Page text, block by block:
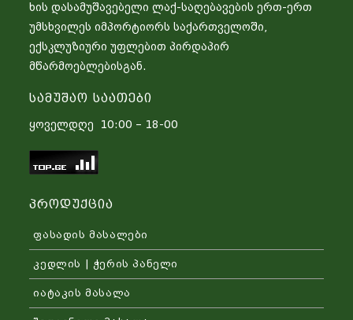
ხის დასამუშავებელი ლაქ-საღებავების ერთ-ერთ
უმსხვილეს იმპორტიორს საქართველოში,
ექსკლუზიური უფლებით პირდაპირ
მწარმოებლებისგან.
Სამუშაო Საათები
ყოველდღე 10:00 – 18-00
Პროდუქცია
ფასადის მასალები
კედლის | ჭერის პანელი
იატაკის მასალა